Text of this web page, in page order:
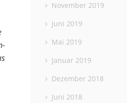
November 2019
Juni 2019
Mai 2019
Januar 2019
Dezember 2018
Juni 2018